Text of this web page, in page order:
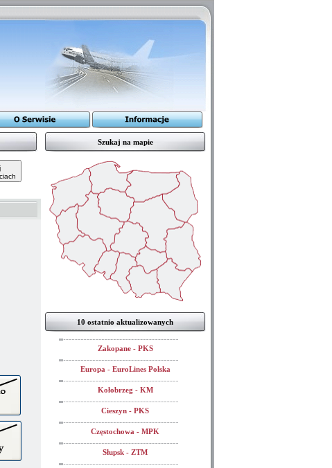
Szukaj na mapie
10 ostatnio aktualizowanych
Zakopane - PKS
Europa - EuroLines Polska
Kołobrzeg - KM
Cieszyn - PKS
Częstochowa - MPK
Słupsk - ZTM